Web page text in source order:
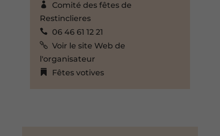
Comité des fêtes de
Restinclieres
06 46 61 12 21
Voir le site Web de
l'organisateur
Fêtes votives